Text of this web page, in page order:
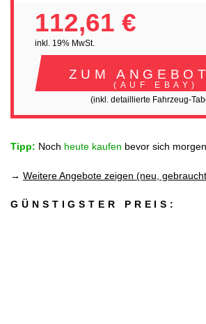
112,61 €
inkl. 19% MwSt.
ZUM
(AUF EBAY)
(inkl. detaillierte Fahrzeug-
Tipp: Noch heute kaufen bevor sich
→ Weitere Angebote zeigen (neu,
GÜNSTIGSTER PREIS: